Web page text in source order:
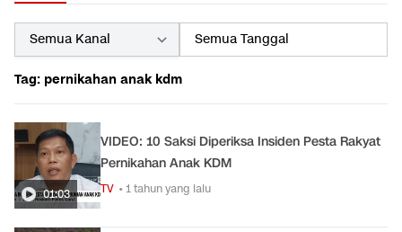
Tag: pernikahan anak kdm
01:03
VIDEO: 10 Saksi Diperiksa Insiden Pesta Rakyat
Pernikahan Anak KDM
TV • 1 tahun yang lalu